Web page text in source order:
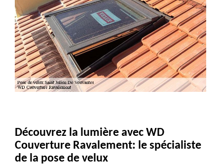
Découvrez la lumière avec WD
Couverture Ravalement: le spécialiste
de la pose de velux